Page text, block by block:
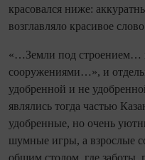
красовался ниже:
возглавляло красивое
«…Земли под
сооружениями…», и
удобренной и не
являлись то­гда частью
удобренные, но очень
шумные игры, а взрослые
общим столом, где заботы,